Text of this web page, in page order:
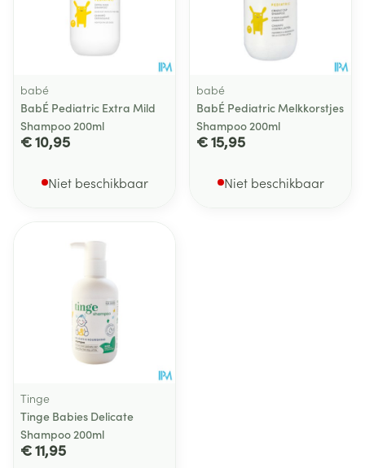
babé
BabÉ Pediatric Extra Mild
Shampoo 200ml
€ 10,95
Niet beschikbaar
babé
BabÉ Pediatric Melkkorstjes
Shampoo 200ml
€ 15,95
Niet beschikbaar
Tinge
Tinge Babies Delicate
Shampoo 200ml
€ 11,95